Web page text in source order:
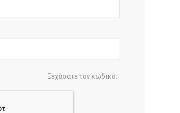
Ξεχάσατε τον κωδικό;